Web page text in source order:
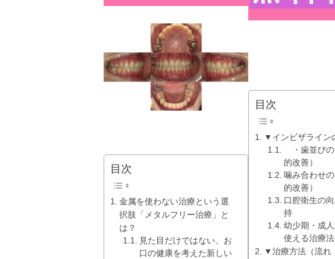
目次
金属を使わない治療という選
択肢「メタルフリー治療」と
は？
見た目だけではない、お
口の健康を考えた新しい
目次
▼インビザライン
・歯並びの
的改善）
噛み合わせ
的改善）
口腔衛生の
持
幼少期・成
使える治療法
▼治療方法（流れ